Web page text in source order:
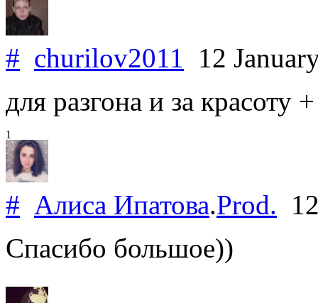
# churilov2011 12
для разгона и за красоту
1
# Алиса Ипатова.Prod.
Спасибо большое))